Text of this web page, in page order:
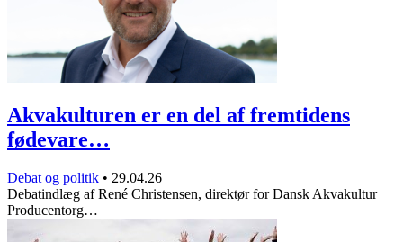
Akvakulturen er en del af fremtidens
fødevare…
Debat og politik • 29.04.26
Debatindlæg af René Christensen, direktør for Dansk Akvakultur
Producentorg…